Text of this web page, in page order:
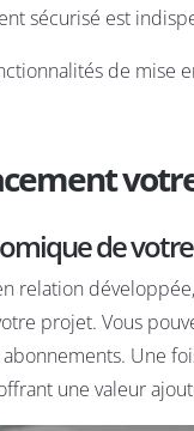
sécurisé est
de
de
relation
projet. Vous
Une
une valeur